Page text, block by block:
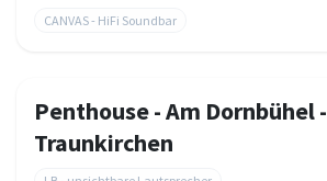
CANVAS - HiFi Soundbar
Penthouse - Am Dornbühel -
Traunkirchen